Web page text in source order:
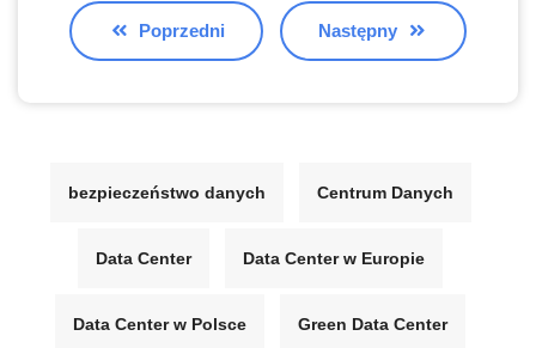
Poprzedni Następny
bezpieczeństwo danych Centrum Danych
Data Center Data Center w Europie
Data Center w Polsce Green Data Center